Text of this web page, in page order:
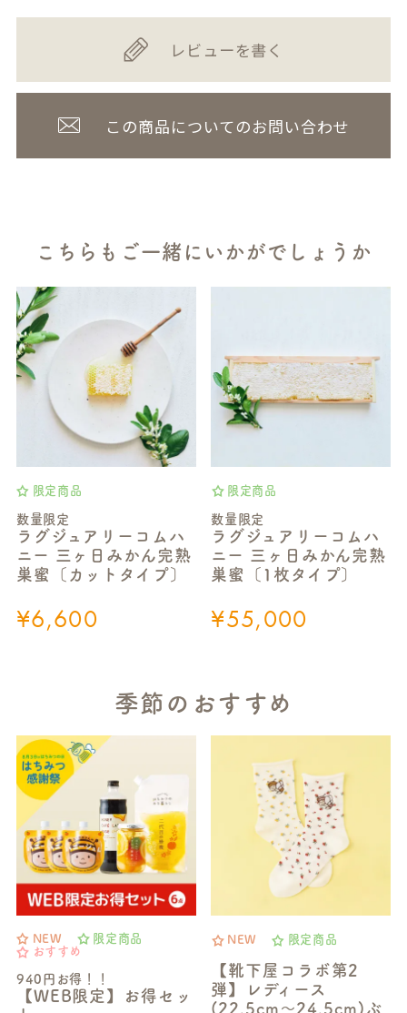
レビューを書く
この商品についてのお問い合わせ
こちらもご一緒にいかがでしょうか
限定商品
数量限定
ラグジュアリーコムハ
ニー 三ヶ日みかん完熟
巣蜜〔カットタイプ〕
¥6,600
限定商品
数量限定
ラグジュアリーコムハ
ニー 三ヶ日みかん完熟
巣蜜〔1枚タイプ〕
¥55,000
季節のおすすめ
NEW
限定商品
おすすめ
940円お得！！
【WEB限定】お得セッ
NEW 限定商品
【靴下屋コラボ第2
弾】レディース
(22.5cm～24.5cm)ぶ